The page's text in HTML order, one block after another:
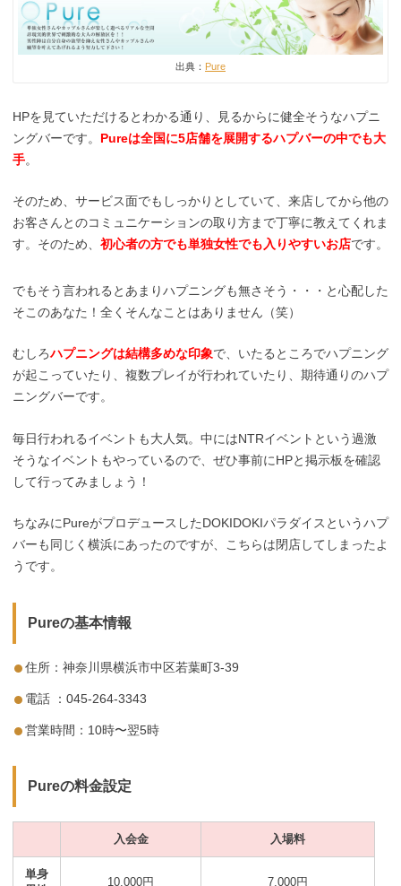
出典： Pure
HPを見ていただけるとわかる通り、見るからに健全そうなハプニ
ングバーです。 Pureは全国に5店舗を展開するハプバーの中でも大
手。
そのため、サービス面でもしっかりとしていて、来店してから他の
お客さんとのコミュニケーションの取り方まで丁寧に教えてくれま
す。そのため、 初心者の方でも単独女性でも入りやすいお店です。
でもそう言われるとあまりハプニングも無さそう・・・と心配した
そこのあなた！全くそんなことはありません（笑）
むしろハプニングは結構多めな印象で、いたるところでハプニング
が起こっていたり、複数プレイが行われていたり、期待通りのハプ
ニングバーです。
毎日行われるイベントも大人気。中にはNTRイベントという過激
そうなイベントもやっているので、ぜひ事前にHPと掲示板を確認
して行ってみましょう！
ちなみにPureがプロデュースしたDOKIDOKIパラダイスというハプ
バーも同じく横浜にあったのですが、こちらは閉店してしまったよ
うです。
Pureの基本情報
住所：神奈川県横浜市中区若葉町3-39
電話 ：045-264-3343
営業時間：10時〜翌5時
Pureの料金設定
入会金 入場料
単身
10,000円 7,000円